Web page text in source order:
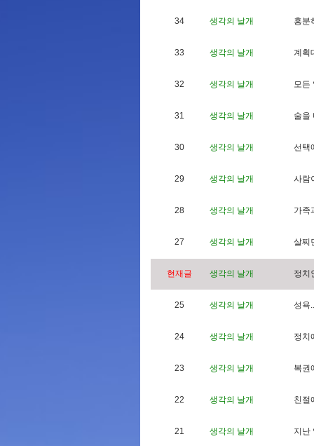
34 생각의 날개 흥분
33 생각의 날개 계 획
32 생각의 날개 모든
31 생각의 날개 술을
30 생각의 날개 선 택
29 생각의 날개 사람
28 생각의 날개 가족
27 생각의 날개 살찌
현재글 생각의 날개 정치
25 생각의 날개 성욕..
24 생각의 날개 정치
23 생각의 날개 복권
22 생각의 날개 친절
21 생각의 날개 지 난